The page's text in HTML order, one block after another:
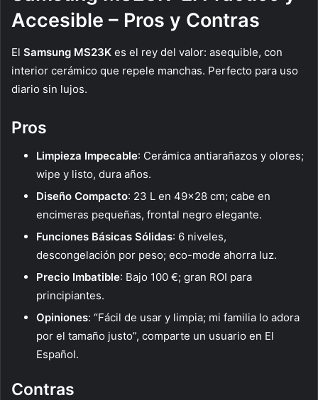
Accesible – Pros y Contras
El Samsung MS23K es el rey del valor: asequible, con
interior cerámico que repele manchas. Perfecto para uso
diario sin lujos.
Pros
Limpieza Impecable: Cerámica antiarañazos y olores;
wipe y listo, dura años.
Diseño Compacto: 23 L en 49×28 cm; cabe en
encimeras pequeñas, frontal negro elegante.
Funciones Básicas Sólidas: 6 niveles,
descongelación por peso; eco-mode ahorra luz.
Precio Imbatible: Bajo 100 €; gran ROI para
principiantes.
Opiniones: “Fácil de usar y limpia; mi familia lo adora
por el tamaño justo”, comparte un usuario en El
Español.
Contras